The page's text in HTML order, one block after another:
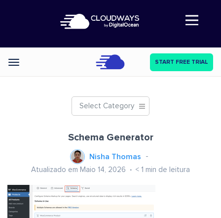
Abre a navegação
Categories START FREE TRIAL
Select Category
Schema Generator
Nisha Thomas
Atualizado em Maio 14, 2026 < 1 min de leitura